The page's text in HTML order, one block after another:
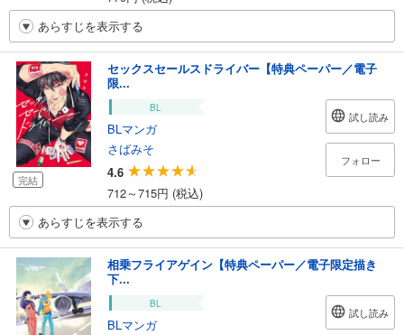
あらすじを表示する
完結
セックスセールスドライバー【特典ペーパー／電子
限...
BL
BLマンガ
さばみそ
4.6
712～715円 (税込)
試し読み
フォロー
あらすじを表示する
相乗フライアゲイン【特典ペーパー／電子限定描き
下...
BL
BLマンガ
試し読み